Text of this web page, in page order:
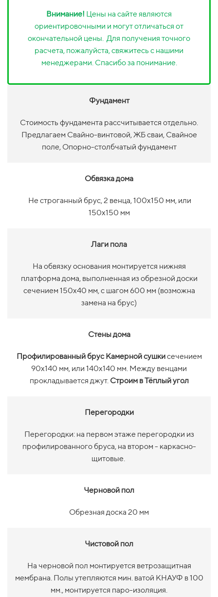
Внимание! Цены на сайте являются
ориентировочными и могут отличаться от
окончательной цены. Для получения точного
расчета, пожалуйста, свяжитесь с нашими
менеджерами. Спасибо за понимание.
Фундамент
Стоимость фундамента рассчитывается отдельно.
Предлагаем Свайно-винтовой, ЖБ сваи, Свайное
поле, Опорно-столбчатый фундамент
Обвязка дома
Не строганный брус, 2 венца, 100х150 мм, или
150х150 мм
Лаги пола
На обвязку основания монтируется нижняя
платформа дома, выполненная из обрезной доски
сечением 150х40 мм, с шагом 600 мм (возможна
замена на брус)
Стены дома
Профилированный брус Камерной сушкисечением
90х140 мм, или 140х140 мм. Между венцами
прокладывается джут.Строим в Тёплый угол
Перегородки
Перегородки: на первом этаже перегородки из
профилированного бруса, на втором - каркасно-
щитовые.
Черновой пол
Обрезная доска 20 мм
Чистовой пол
На черновой пол монтируется ветрозащитная
мембрана. Полы утепляются мин. ватой КНАУФ в 100
мм., монтируется паро-изоляция.